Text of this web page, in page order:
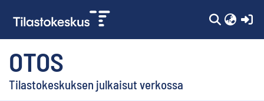
OTOS
Tilastokeskuksen julkaisut verkossa